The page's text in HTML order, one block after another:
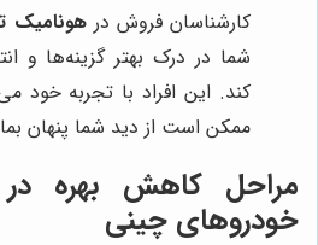
کارشناسان فروش درهونامیک
شما در درک بهتر گزینه‌ها و
کند. این افراد با تجربه خود
ممکن است از دید شما پنهان
مراحل کاهش بهره
خودروهای چینی